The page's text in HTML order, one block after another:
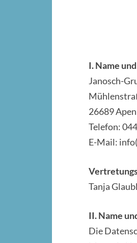
I. Name
Janosch-
26689 Apen
Telefon:
E-Mail:
Tanja
II. Name
Die